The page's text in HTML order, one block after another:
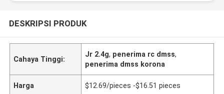
DESKRIPSI PRODUK
Cahaya Tinggi:
Jr 2.4g, penerima rc dmss,
penerima dmss korona
Harga $12.69/pieces -$16.51 pieces